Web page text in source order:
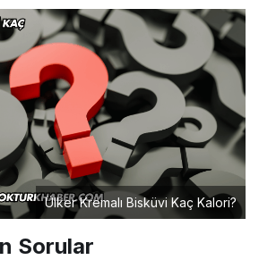
Ülker Kremalı Bisküvi Kaç Kalori?
Sorular